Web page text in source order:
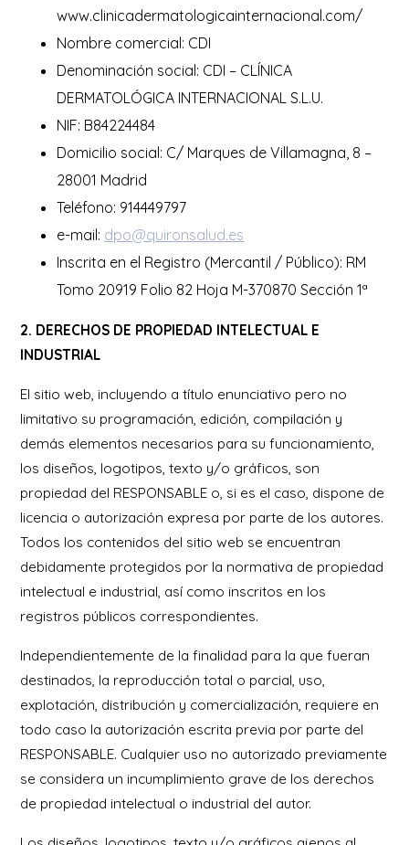
www.clinicadermatologicainternacional.com/
Nombre comercial: CDI
Denominación social: CDI – CLÍNICA
DERMATOLÓGICA INTERNACIONAL S.L.U.
NIF: B84224484
Domicilio social: C/ Marques de Villamagna, 8 –
28001 Madrid
Teléfono: 914449797
e-mail: dpo@quironsalud.es
Inscrita en el Registro (Mercantil / Público): RM
Tomo 20919 Folio 82 Hoja M-370870 Sección 1ª
2. DERECHOS DE PROPIEDAD INTELECTUAL E
INDUSTRIAL
El sitio web, incluyendo a título enunciativo pero no
limitativo su programación, edición, compilación y
demás elementos necesarios para su funcionamiento,
los diseños, logotipos, texto y/o gráficos, son
propiedad del RESPONSABLE o, si es el caso, dispone de
licencia o autorización expresa por parte de los autores.
Todos los contenidos del sitio web se encuentran
debidamente protegidos por la normativa de propiedad
intelectual e industrial, así como inscritos en los
registros públicos correspondientes.
Independientemente de la finalidad para la que fueran
destinados, la reproducción total o parcial, uso,
explotación, distribución y comercialización, requiere en
todo caso la autorización escrita previa por parte del
RESPONSABLE. Cualquier uso no autorizado previamente
se considera un incumplimiento grave de los derechos
de propiedad intelectual o industrial del autor.